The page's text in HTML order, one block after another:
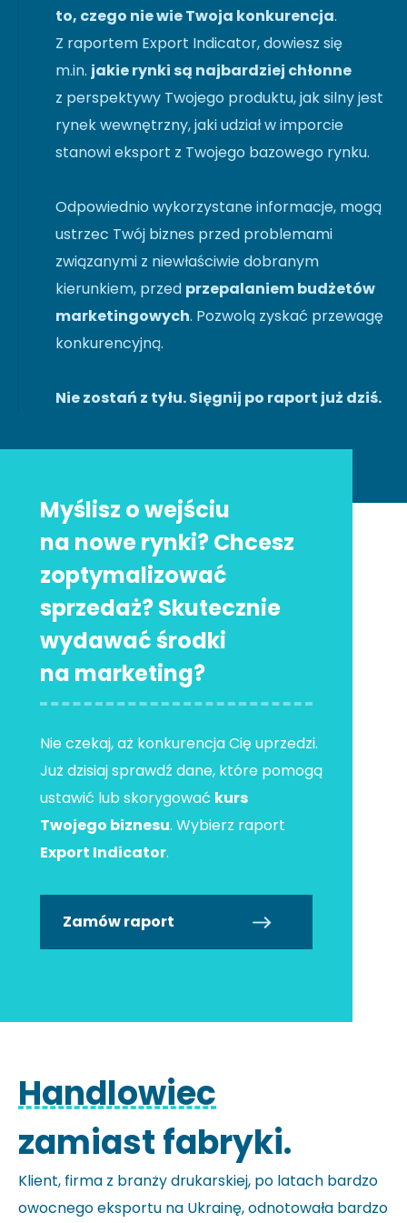
to, czego nie wie Twoja konkurencja.
Z raportem Export Indicator, dowiesz się
m.in. jakie rynki są najbardziej chłonne
z perspektywy Twojego produktu, jak silny jest
rynek wewnętrzny, jaki udział w imporcie
stanowi eksport z Twojego bazowego rynku.
Odpowiednio wykorzystane informacje, mogą
ustrzec Twój biznes przed problemami
związanymi z niewłaściwie dobranym
kierunkiem, przed przepalaniem budżetów
marketingowych. Pozwolą zyskać przewagę
konkurencyjną.
Nie zostań z tyłu. Sięgnij po raport już dziś.
Myślisz o wejściu
na nowe rynki? Chcesz
zoptymalizować
sprzedaż? Skutecznie
wydawać środki
na marketing?
Nie czekaj, aż konkurencja Cię uprzedzi.
Już dzisiaj sprawdź dane, które pomogą
ustawić lub skorygować kurs
Twojego biznesu. Wybierz raport
Export Indicator.
Zamów raport
Handlowiec
zamiast fabryki.
Klient, firma z branży drukarskiej, po latach bardzo
owocnego eksportu na Ukrainę, odnotowała bardzo